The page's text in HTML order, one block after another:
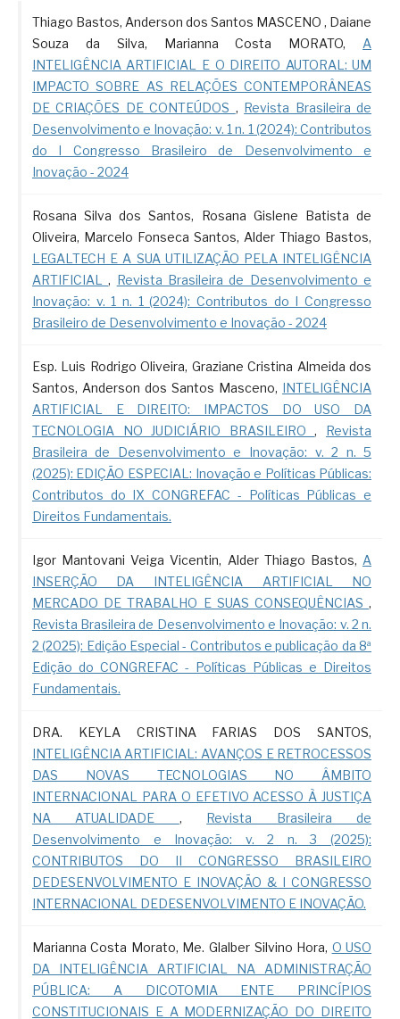
Thiago Bastos, Anderson dos Santos MASCENO , Daiane
Souza da Silva, Marianna Costa MORATO, A
INTELIGÊNCIA ARTIFICIAL E O DIREITO AUTORAL: UM
IMPACTO SOBRE AS RELAÇÕES CONTEMPORÂNEAS
DE CRIAÇÕES DE CONTEÚDOS , Revista Brasileira de
Desenvolvimento e Inovação: v. 1 n. 1 (2024): Contributos
do I Congresso Brasileiro de Desenvolvimento e
Inovação - 2024
Rosana Silva dos Santos, Rosana Gislene Batista de
Oliveira, Marcelo Fonseca Santos, Alder Thiago Bastos,
LEGALTECH E A SUA UTILIZAÇÃO PELA INTELIGÊNCIA
ARTIFICIAL, Revista Brasileira de Desenvolvimento e
Inovação: v. 1 n. 1 (2024): Contributos do I Congresso
Brasileiro de Desenvolvimento e Inovação - 2024
Esp. Luis Rodrigo Oliveira, Graziane Cristina Almeida dos
Santos, Anderson dos Santos Masceno, INTELIGÊNCIA
ARTIFICIAL E DIREITO: IMPACTOS DO USO DA
TECNOLOGIA NO JUDICIÁRIO BRASILEIRO, Revista
Brasileira de Desenvolvimento e Inovação: v. 2 n. 5
(2025): EDIÇÃO ESPECIAL: Inovação e Políticas Públicas:
Contributos do IX CONGREFAC - Políticas Públicas e
Direitos Fundamentais.
Igor Mantovani Veiga Vicentin, Alder Thiago Bastos, A
INSERÇÃO DA INTELIGÊNCIA ARTIFICIAL NO
MERCADO DE TRABALHO E SUAS CONSEQUÊNCIAS,
Revista Brasileira de Desenvolvimento e Inovação: v. 2 n.
2 (2025): Edição Especial - Contributos e publicação da 8ª
Edição do CONGREFAC - Políticas Públicas e Direitos
Fundamentais.
DRA. KEYLA CRISTINA FARIAS DOS SANTOS,
INTELIGÊNCIA ARTIFICIAL: AVANÇOS E RETROCESSOS
DAS NOVAS TECNOLOGIAS NO ÂMBITO
INTERNACIONAL PARA O EFETIVO ACESSO À JUSTIÇA
NA ATUALIDADE , Revista Brasileira de
Desenvolvimento e Inovação: v. 2 n. 3 (2025):
CONTRIBUTOS DO II CONGRESSO BRASILEIRO
DEDESENVOLVIMENTO E INOVAÇÃO & I CONGRESSO
INTERNACIONAL DEDESENVOLVIMENTO E INOVAÇÃO.
Marianna Costa Morato, Me. Glalber Silvino Hora, O USO
DA INTELIGÊNCIA ARTIFICIAL NA ADMINISTRAÇÃO
PÚBLICA: A DICOTOMIA ENTE PRINCÍPIOS
CONSTITUCIONAIS E A MODERNIZAÇÃO DO DIREITO